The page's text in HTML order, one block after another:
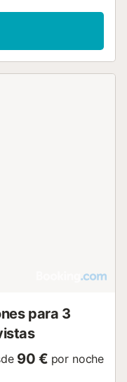
para 3
90 € por noche